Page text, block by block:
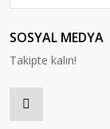
SOSYAL MEDYA
Takipte kalın!